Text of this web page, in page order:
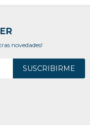
novedades!
SUSCRIBIRME